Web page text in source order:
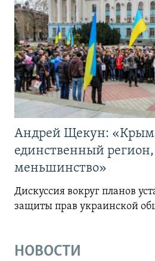
Андрей Щекун: «Крым
единственный
меньшинство»
Дискуссия вокруг планов
защиты прав украинской
НОВОСТИ